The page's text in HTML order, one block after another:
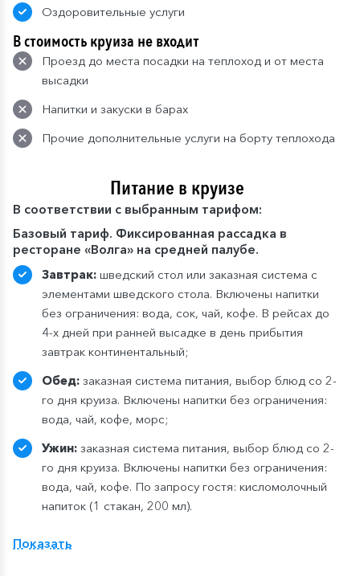
Оздоровительные услуги
В стоимость круиза не входит
Проезд до места посадки на теплоход и от места
высадки
Напитки и закуски в барах
Прочие дополнительные услуги на борту теплохода
Питание в круизе
В соответствии с выбранным тарифом:
Базовый тариф. Фиксированная рассадка в
ресторане «Волга» на средней палубе.
Завтрак: шведский стол или заказная система с
элементами шведского стола. Включены напитки
без ограничения: вода, сок, чай, кофе. В рейсах до
4-х дней при ранней высадке в день прибытия
завтрак континентальный;
Обед: заказная система питания, выбор блюд со 2-
го дня круиза. Включены напитки без ограничения:
вода, чай, кофе, морс;
Ужин: заказная система питания, выбор блюд со 2-
го дня круиза. Включены напитки без ограничения:
вода, чай, кофе. По запросу гостя: кисломолочный
напиток (1 стакан, 200 мл).
ресторане «Нева» на шлюпочной палу
Показать